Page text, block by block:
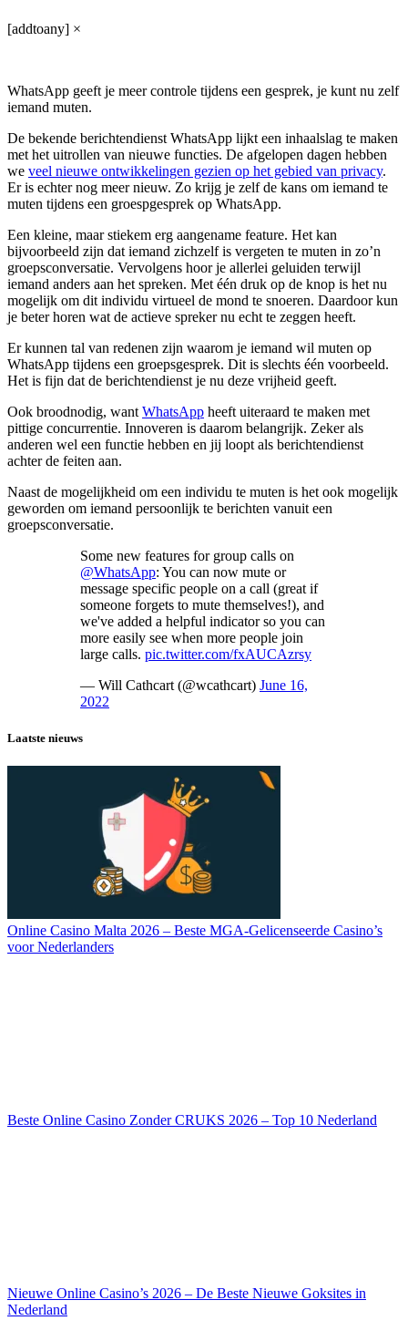
[addtoany] ×
WhatsApp geeft je meer controle tijdens een gesprek, je kunt nu zelf
iemand muten.
De bekende berichtendienst WhatsApp lijkt een inhaalslag te maken
met het uitrollen van nieuwe functies. De afgelopen dagen hebben
we veel nieuwe ontwikkelingen gezien op het gebied van privacy.
Er is echter nog meer nieuw. Zo krijg je zelf de kans om iemand te
muten tijdens een groespgesprek op WhatsApp.
Een kleine, maar stiekem erg aangename feature. Het kan
bijvoorbeeld zijn dat iemand zichzelf is vergeten te muten in zo’n
groepsconversatie. Vervolgens hoor je allerlei geluiden terwijl
iemand anders aan het spreken. Met één druk op de knop is het nu
mogelijk om dit individu virtueel de mond te snoeren. Daardoor kun
je beter horen wat de actieve spreker nu echt te zeggen heeft.
Er kunnen tal van redenen zijn waarom je iemand wil muten op
WhatsApp tijdens een groepsgesprek. Dit is slechts één voorbeeld.
Het is fijn dat de berichtendienst je nu deze vrijheid geeft.
Ook broodnodig, wantWhatsApp heeft uiteraard te maken met
pittige concurrentie. Innoveren is daarom belangrijk. Zeker als
anderen wel een functie hebben en jij loopt als berichtendienst
achter de feiten aan.
Naast de mogelijkheid om een individu te muten is het ook mogelijk
geworden om iemand persoonlijk te berichten vanuit een
groepsconversatie.
Some new features for group calls on
@WhatsApp: You can now mute or
message specific people on a call (great if
someone forgets to mute themselves!), and
we've added a helpful indicator so you can
more easily see when more people join
large calls. pic.twitter.com/fxAUCAzrsy
— Will Cathcart (@wcathcart) June 16,
2022
Laatste nieuws
Online Casino Malta 2026 – Beste MGA-Gelicenseerde Casino’s
voor Nederlanders
Beste Online Casino Zonder CRUKS 2026 – Top 10 Nederland
Nieuwe Online Casino’s 2026 – De Beste Nieuwe Goksites in
Nederland